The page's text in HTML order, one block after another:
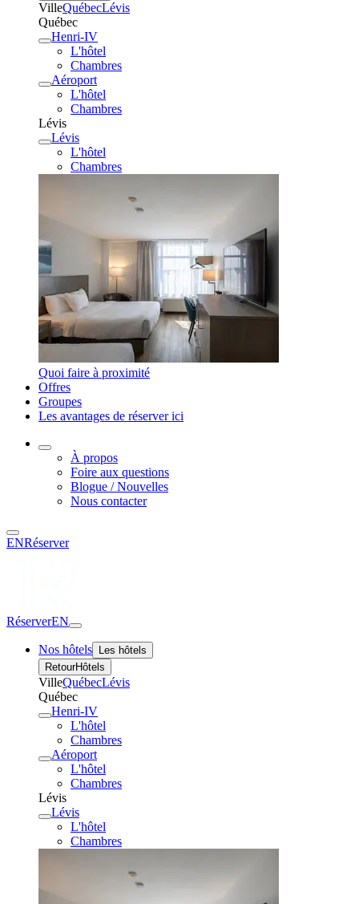
VilleQuébecLévis
Québec
Henri-IV
L'hôtel
Chambres
Aéroport
L'hôtel
Chambres
Lévis
Lévis
L'hôtel
Chambres
Quoi faire à proximité
Offres
Groupes
Les avantages de réserver ici
À propos
Foire aux questions
Blogue / Nouvelles
Nous contacter
ENRéserver
RéserverEN
Nos hôtels
Les hôtels
RetourHôtels
VilleQuébecLévis
Québec
Henri-IV
L'hôtel
Chambres
Aéroport
L'hôtel
Chambres
Lévis
Lévis
L'hôtel
Chambres